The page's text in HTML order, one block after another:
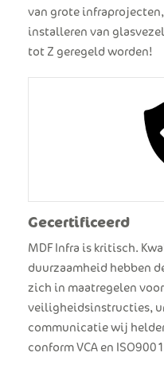
van grote
installeren van
tot Z geregeld worden!
Gecertificeerd
MDF Infra is kritisch.
duurzaamheid hebben
zich in maatregelen
veiligheidsinstructies,
communicatie wij
conform VCA en